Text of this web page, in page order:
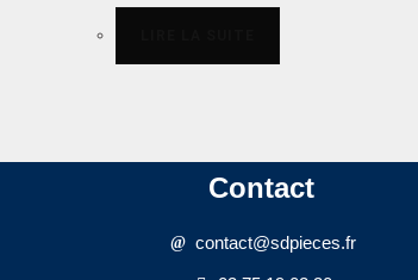
Contact
contact@sdpieces.fr